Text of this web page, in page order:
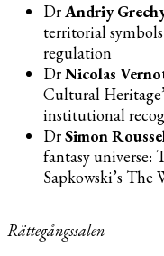
DrAndriy
territorial
regulation
DrNicolas
Cultural
institutional
DrSimon
fantasy universe:
Sapkowski’s The
Rättegångssalen